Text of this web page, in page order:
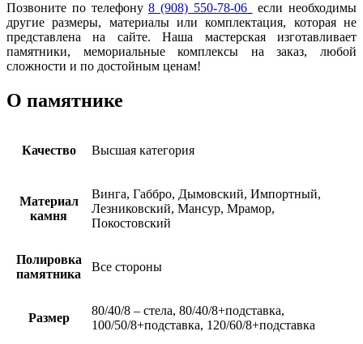
Позвоните по телефону8 (908) 550-78-06
если необходимы
другие размеры, материалы или комплектация, которая не
представлена на сайте. Наша мастерская изготавливает
памятники, мемориальные комплексы на заказ, любой
сложности и по достойным ценам!
О памятнике
Качество Высшая категория
Материал
камня
Винга, Габбро, Дымовский, Импортный,
Лезниковский, Мансур, Мрамор,
Покостовский
Полировка
памятника
Все стороны
Размер
80/40/8 – стела, 80/40/8+подставка,
100/50/8+подставка, 120/60/8+подставка